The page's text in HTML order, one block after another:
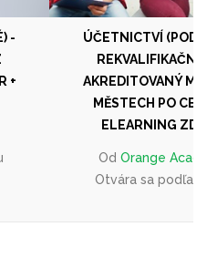
-
+
ÚČETNICTVÍ
REKVALIFIKAČNÍ
AKREDITOVANÝ
MĚSTECH PO
ELEARNING
Od Orange
Otvára sa podľa